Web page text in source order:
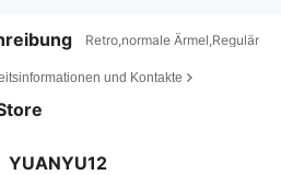
Retro,normale Ärmel,Regulär
und Kontakte
YUANYU12
4,57 237
109
4,57
237
4,57